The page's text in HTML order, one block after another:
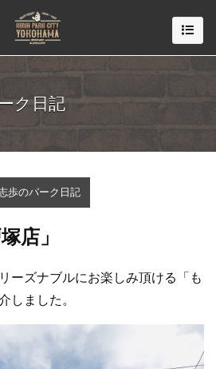
ク日記
歩のパーク日記
店」
ーズナブルにお楽しみ頂ける「も
しました。